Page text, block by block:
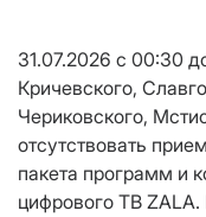
31.07.2026 с 00:30
Кричевского,
Чериковского,
отсутствовать
пакета программ и
цифрового ТВ